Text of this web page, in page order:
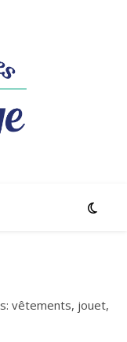
vêtements, jouet,